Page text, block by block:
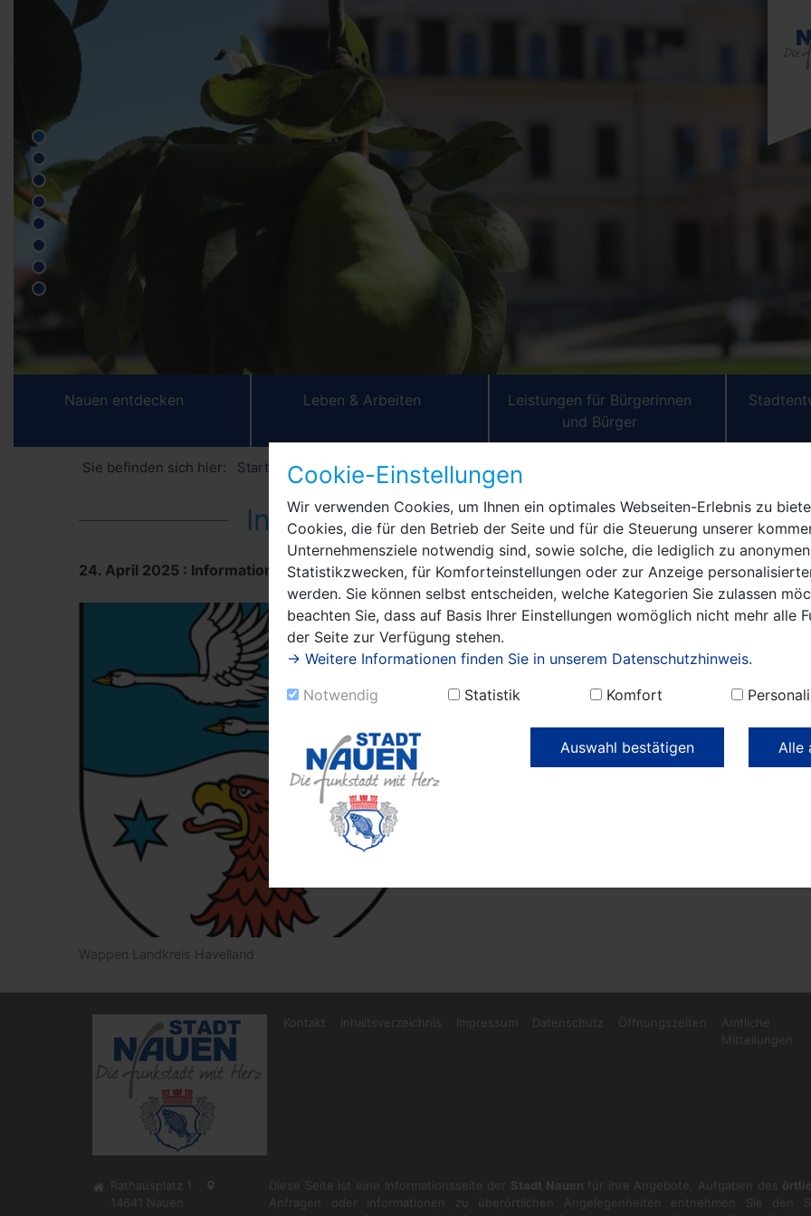
Cookie-Einstellungen
Wir verwenden Cookies, um Ihnen ein optimales Webseiten-Erlebnis zu
Cookies, die für den Betrieb der Seite und für die Steuerung unserer
Unternehmensziele notwendig sind, sowie solche, die lediglich zu anonymen
Statistikzwecken, für Komforteinstellungen oder zur Anzeige
werden. Sie können selbst entscheiden, welche Kategorien Sie zulassen
beachten Sie, dass auf Basis Ihrer Einstellungen womöglich nicht mehr alle
der Seite zur Verfügung stehen.
→ Weitere Informationen finden Sie in unserem Datenschutzhinweis.
Notwendig
Statistik Komfort
Auswahl bestätigen Alle
Nauen entdecken Leben & Arbeiten
Leistungen für Bürgerinnen
und Bürger
Sie befinden sich hier: Startseite Amtliche Mitteilungen Informationen zur Vollsperrung der Kreisstraße
Informationen zur Vollsperrung der
24. April 2025 : Informationen zur Vollsperrung der Kreisstraße 6329
Wappen Landkreis Havelland
Vom05.05.2025 um 06.00 Uhr bis zum
vom Ortsausgang Bienenfarm in Richtung
von Straßenbauarbeiten voll gesperrt. Es finden
die gesamte Fahrbahnbreite statt. Der Verkehr wird
Umleitung wird ausgeschildert.
Der Flughafen Bienenfarm und die Ortsdurchfahrt
Wendemöglichkeit besteht nicht.
Kontakt Inhaltsverzeichnis Impressum Datenschutz Öffnungszeiten
Amtliche
Mitteilungen
Rathausplatz 1
14641
Nauen
Diese Seite ist eine Informationsseite der Stadt Nauen für ihre Angebote, Aufgaben des
Anfragen oder Informationen zu überörtlichen Angelegenheiten entnehmen Sie den